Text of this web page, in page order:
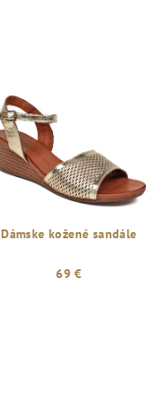
Dámske kožené sandále
69 €